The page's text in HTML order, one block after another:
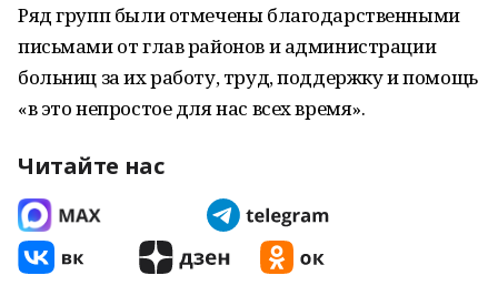
Ряд групп были отмечены благодарственными
письмами от глав районов и администрации
больниц за их работу, труд, поддержку и помощь
«в это непростое для нас всех время».
Читайте нас